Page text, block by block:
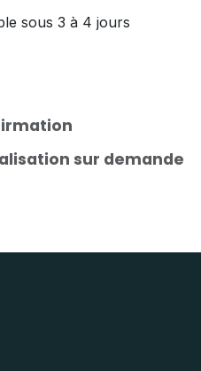
sous 3 à 4 jours
sur demande